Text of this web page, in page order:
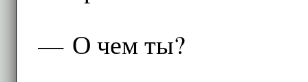
— О чем ты?